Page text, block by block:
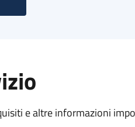
e altre informazioni